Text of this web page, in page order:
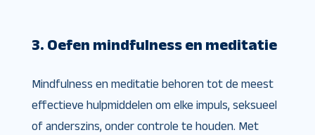
3. Oefen mindfulness en meditatie
Mindfulness en meditatie behoren tot de meest
effectieve hulpmiddelen om elke impuls, seksueel
of anderszins, onder controle te houden. Met